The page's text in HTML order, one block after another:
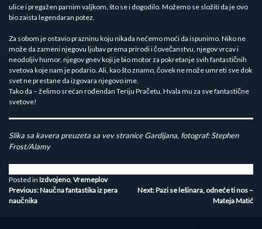
ulice i pregažen parnim valjkom, što se i dogodilo. Možemo se složiti da je ovo
bio zaista legendaran potez.
Za sobom je ostavio prazninu koju nikada nećemo moći da ispunimo. Niko ne
može da zameni njegovu ljubav prema prirodi i čovečanstvu, njegov vrcav i
neodoljiv humor, njegov gnev koji je bio motor za pokretanje svih fantastičnih
svetova koje nam je podario. Ali, kao što znamo, čovek ne može umreti sve dok
svet ne prestane da izgovara njegovo ime.
Tako da – želimo srećan rođendan Teriju Pračetu. Hvala mu za sve fantastične
svetove!
Slika sa kavera preuzeta sa vev stranice Gardijana, fotograf: Stephen
Frost/Alamy
Posted in Izdvojeno, Vremeplov
Kretanje
članka
Previous:Naučna fantastika iz pera
naučnika
Next:Pazi se lešinara, odneće ti nos –
Mateja Matić